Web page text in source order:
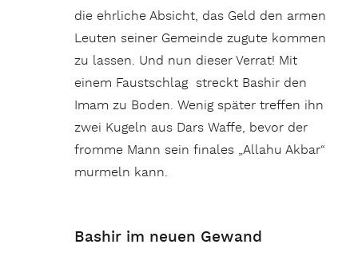
die ehrliche Absicht, das Geld den armen
Leuten seiner Gemeinde zugute kommen
zu lassen. Und nun dieser Verrat! Mit
einem Faustschlag streckt Bashir den
Imam zu Boden. Wenig später treffen ihn
zwei Kugeln aus Dars Waffe, bevor der
fromme Mann sein finales „Allahu Akbar“
murmeln kann.
Bashir im neuen Gewand